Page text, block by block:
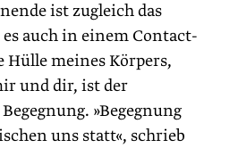
ist zugleich das
auch in einem Contact-
meines Körpers,
und dir, ist der
»Begegnung
uns statt«, schrieb